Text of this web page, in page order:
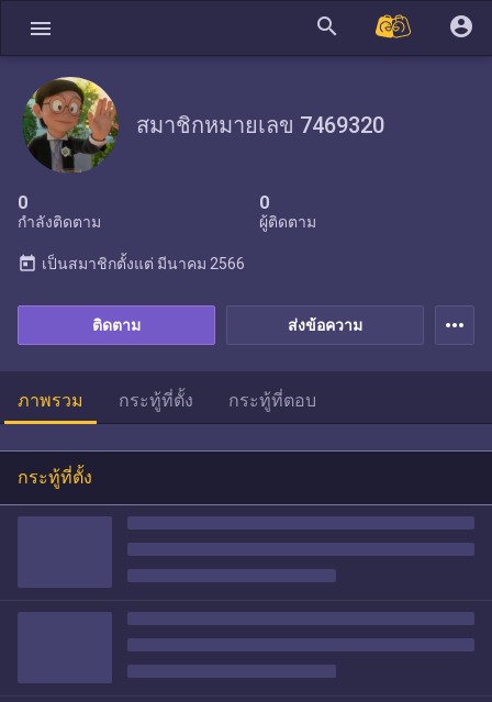
menu search account_circle
สมาชิกหมายเลข 7469320
0
กำลังติดตาม
0
ผู้ติดตาม
ส่งข้อความ
ติดตาม
today เป็นสมาชิกตั้งแต่ มีนาคม 2566
more_horiz
ภาพรวม กระทู้ที่ตั้ง กระทู้ที่ตอบ
กระทู้ที่ตั้ง